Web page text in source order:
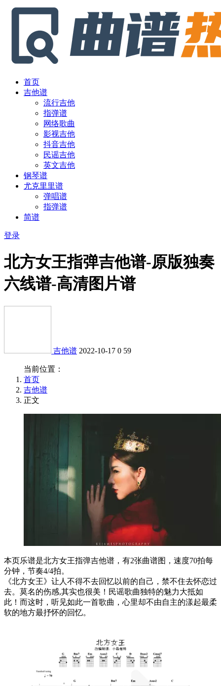
首页
吉他谱
流行吉他
指弹谱
网络歌曲
影视吉他
抖音吉他
民谣吉他
英文吉他
钢琴谱
尤克里里谱
弹唱谱
指弹谱
简谱
登录
北方女王指弹吉他谱-原版独奏
六线谱-高清图片谱
吉他谱 2022-10-17 0 59
当前位置：
首页
吉他谱
正文
本页乐谱是北方女王指弹吉他谱，有2张曲谱图，速度70拍每
分钟，节奏4/4拍。
《北方女王》让人不得不去回忆以前的自己，禁不住去怀恋过
去。莫名的伤感,其实也很美！民谣歌曲独特的魅力大抵如
此！而这时，听见如此一首歌曲，心里却不由自主的漾起最柔
软的地方最抒怀的回忆。